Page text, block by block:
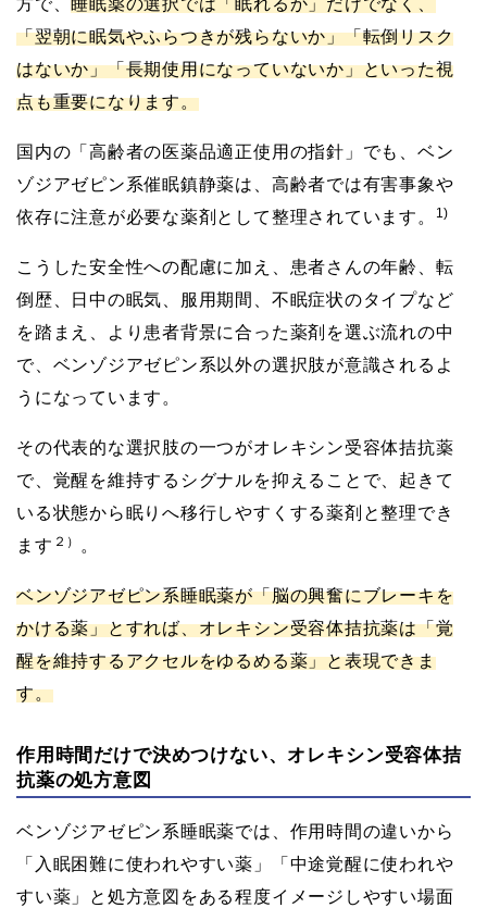
方で、 睡眠薬の選択では「眠れるか」だけでなく、
「翌朝に眠気やふらつきが残らないか」「転倒リスク
はないか」「長期使用になっていないか」といった視
点も重要になります。
国内の「高齢者の医薬品適正使用の指針」でも、ベン
ゾジアゼピン系催眠鎮静薬は、高齢者では有害事象や
依存に注意が必要な薬剤として整理されています。
1)
こうした安全性への配慮に加え、患者さんの年齢、転
倒歴、日中の眠気、服用期間、不眠症状のタイプなど
を踏まえ、より患者背景に合った薬剤を選ぶ流れの中
で、ベンゾジアゼピン系以外の選択肢が意識されるよ
うになっています。
その代表的な選択肢の一つがオレキシン受容体拮抗薬
で、覚醒を維持するシグナルを抑えることで、起きて
いる状態から眠りへ移行しやすくする薬剤と整理でき
ます ２） 。
ベンゾジアゼピン系睡眠薬が「脳の興奮にブレーキを
かける薬」とすれば、オレキシン受容体拮抗薬は「覚
醒を維持するアクセルをゆるめる薬」と表現できま
す。
作用時間だけで決めつけない、オレキシン受容体拮
抗薬の処方意図
ベンゾジアゼピン系睡眠薬では、作用時間の違いから
「入眠困難に使われやすい薬」「中途覚醒に使われや
すい薬」と処方意図をある程度イメージしやすい場面